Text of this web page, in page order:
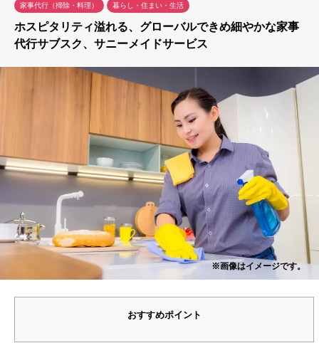
家事代行（掃除・料理） 暮らし・住まい・生活
ホスピタリティ溢れる、グローバルできめ細やかな家事
代行サブスク、サニーメイドサービス
※画像はイメージです。
おすすめポイント